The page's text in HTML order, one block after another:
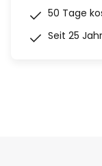
50 Tage
Seit 25